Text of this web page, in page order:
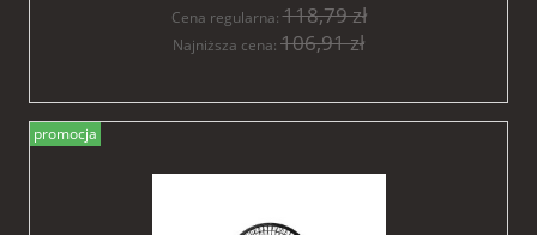
Cena regularna:118,79 zł
Najniższa cena: 106,91 zł
promocja